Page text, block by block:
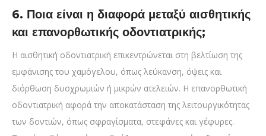
6. Ποια είναι η διαφορά μεταξύ αισθητικής
και επανορθωτικής οδοντιατρικής;
Η αισθητική οδοντιατρική επικεντρώνεται στη βελτίωση της
εμφάνισης του χαμόγελου, όπως λεύκανση, όψεις και
διόρθωση δυσχρωμιών ή μικρών ατελειών. Η επανορθωτική
οδοντιατρική αφορά την αποκατάσταση της λειτουργικότητας
των δοντιών, όπως σφραγίσματα, στεφάνες και γέφυρες.